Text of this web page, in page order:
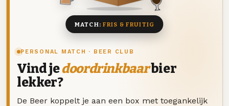
PERSONAL MATCH · BEER CLUB
Vind jedoordrinkbaarbier
lekker?
De Beer koppelt je aan een box met toegankelijk
MATCH: FRIS & FRUITIG